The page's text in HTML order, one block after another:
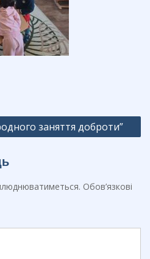
заняття доброти”
Обов’язкові